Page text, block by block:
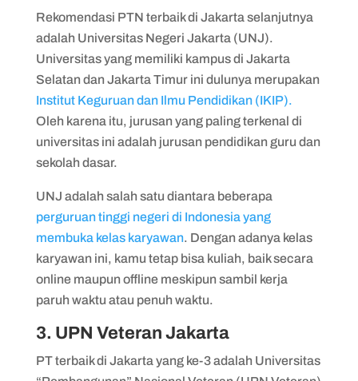
Rekomendasi PTN terbaik di Jakarta selanjutnya
adalah Universitas Negeri Jakarta (UNJ).
Universitas yang memiliki kampus di Jakarta
Selatan dan Jakarta Timur ini dulunya merupakan
Institut Keguruan dan Ilmu Pendidikan (IKIP).
Oleh karena itu, jurusan yang paling terkenal di
universitas ini adalah jurusan pendidikan guru dan
sekolah dasar.
UNJ adalah salah satu diantara beberapa
perguruan tinggi negeri di Indonesia yang
membuka kelas karyawan. Dengan adanya kelas
karyawan ini, kamu tetap bisa kuliah, baik secara
online maupun offline meskipun sambil kerja
paruh waktu atau penuh waktu.
3. UPN Veteran Jakarta
PT terbaik di Jakarta yang ke-3 adalah Universitas